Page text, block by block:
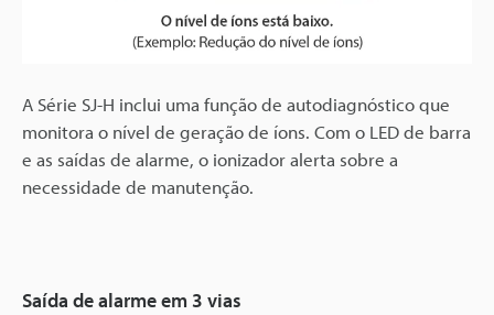
A Série SJ-H inclui uma função de autodiagnóstico que
monitora o nível de geração de íons. Com o LED de barra
e as saídas de alarme, o ionizador alerta sobre a
necessidade de manutenção.
Saída de alarme em 3 vias